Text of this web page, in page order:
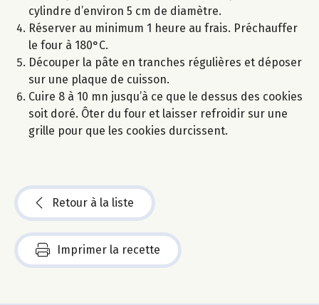
cylindre d’environ 5 cm de diamètre.
Réserver au minimum 1 heure au frais. Préchauffer
le four à 180°C.
Découper la pâte en tranches régulières et déposer
sur une plaque de cuisson.
Cuire 8 à 10 mn jusqu’à ce que le dessus des cookies
soit doré. Ôter du four et laisser refroidir sur une
grille pour que les cookies durcissent.
Retour à la liste
Imprimer la recette